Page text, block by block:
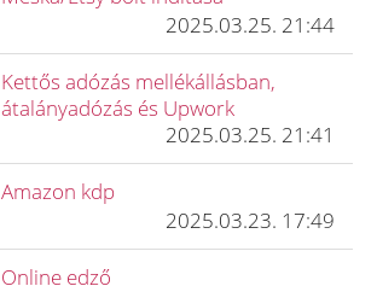
2025.03.25. 21:44
Kettős adózás mellékállásban,
átalányadózás és Upwork
2025.03.25. 21:41
Amazon kdp
2025.03.23. 17:49
Online edző